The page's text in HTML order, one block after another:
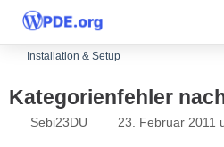
Installation & Setup
Kategorienfehler
Sebi23DU 23. Februar 2011